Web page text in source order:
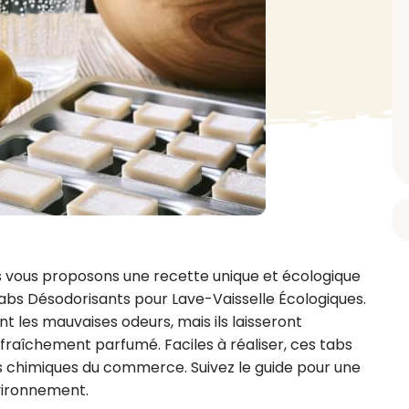
Vaiselle
Lave Vaiselle
tout
DIVERS
Spécial Covid
Automobile
Insecticide
Objet
Autre
> Voir tout
BAIN ET DOUCHE
Gel douche
Savon
Huile de bain
Pain moussant
Bombe de bain
Autre
> Voir tout
Spray corporel
vous proposons une recette unique et écologique
Désodorisants pour Lave-Vaisselle Écologiques.
les mauvaises odeurs, mais ils laisseront
parfumé. Faciles à réaliser, ces tabs
du commerce. Suivez le guide pour une